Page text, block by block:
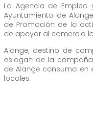
La Agencia de Empleo
Ayuntamiento de
de Promoción de la
de apoyar al comercio
Alange, destino de
eslogan de la
de Alange consuma en
locales.